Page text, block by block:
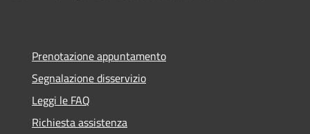
Prenotazione appuntamento
Segnalazione disservizio
Leggi le FAQ
Richiesta assistenza